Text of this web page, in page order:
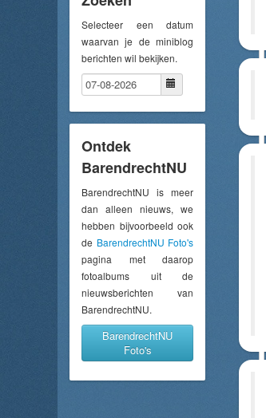
Selecteer een datum
waarvan je de miniblog
berichten wil bekijken.
Ontdek
BarendrechtNU
BarendrechtNU is meer
dan alleen nieuws, we
hebben bijvoorbeeld ook
de BarendrechtNU Foto's
pagina met daarop
fotoalbums uit de
nieuwsberichten van
BarendrechtNU.
BarendrechtNU
Foto's